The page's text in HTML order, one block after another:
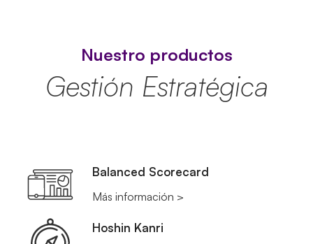
Nuestro productos
Gestión Estratégica
Balanced Scorecard
Más información >
Hoshin Kanri